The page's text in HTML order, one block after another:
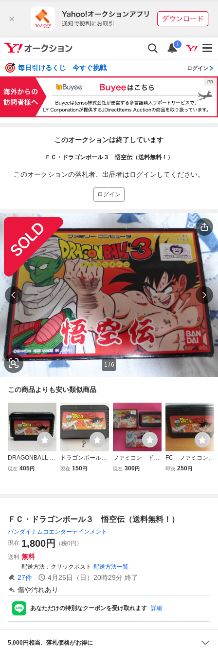
i
毎日引けるくじ 今すぐ挑戦 ログイン
このオークションは終了しています
ＦＣ・ドラゴンボール３ 悟空伝（送料無料！）
このオークションの落札者、出品者はログインしてください。
ログイン
1 /6
この商品よりも安い類似商品
DRAGONBALL 3
ドラゴンボール 悟
カセット カートリ
ッジ
現在 405円
ドラゴンボール3
悟空伝 任天堂
現在 150円
ファミコン ドラ
ゴンボール３ 悟空
現在 300円
FC ファミコン
ドラゴンボール
即決 250円
ＦＣ・ドラゴンボール３ 悟空伝（送料無料！）
バンダイナムコエンターテインメント
現在 1,800円
（税0円）
送料 無料
配送方法 クリックポスト 配送方法一覧
27件 4月26日（日）20時29分 終了
傷や汚れあり
あなただけの特別なクーポンを受け取れます 詳細
5,000円相当、落札価格がお得に